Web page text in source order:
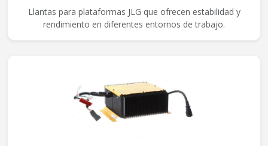
Llantas para plataformas JLG que ofrecen estabilidad y
rendimiento en diferentes entornos de trabajo.